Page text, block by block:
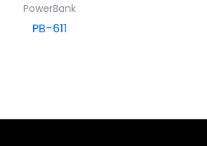
PowerBank
PB-611